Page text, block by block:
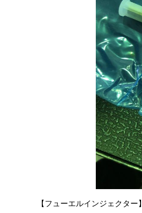
【フューエルインジェクター】